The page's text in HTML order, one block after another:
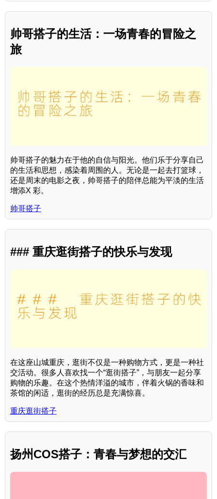
帅哥搭子的生活：一场青春的冒险之
旅
帅哥搭子的魅力在于他的自信与阳光。他们乐于分享自己
的生活和思想，感染着周围的人。无论是一起去打篮球，
还是周末的电影之夜，帅哥搭子的陪伴总能为平淡的生活
增添X 彩。
帅哥搭子
### 重庆逛街搭子的快乐与发现
在这座山城重庆，逛街不仅是一种购物方式，更是一种社
交活动。很多人喜欢找一个“逛街搭子”，与朋友一起分享
购物的乐趣。在这个热情洋溢的城市，伴着火锅的香味和
茶馆的闲适，逛街的经历总是充满惊喜。
重庆逛街搭子
扬州COS搭子：青春与梦想的交汇